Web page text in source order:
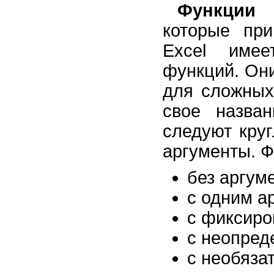
Функции
которые
Excel
функций.
для
свое
следуют
аргументы.
без
с одним
с
с
с